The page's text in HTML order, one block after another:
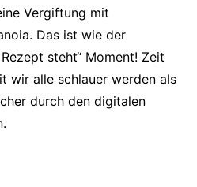
Vergiftung mit
Das ist wie der
steht“ Moment! Zeit
wir alle schlauer werden als
durch den digitalen